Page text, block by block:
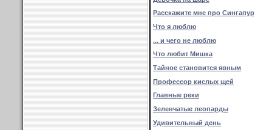
Расскажите мне про Сингапур
Что я люблю
... и чего не люблю
Что любит Мишка
Тайное становится явным
Профессор кислых щей
Главные реки
Зеленчатые леопарды
Удивительный день